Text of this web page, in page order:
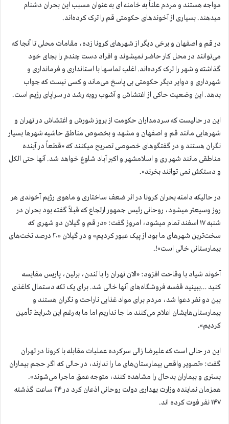
مواجه هستند و مردم علناً به خامنه ای به عنوان مسبب این بحران دشنام
میدهند. بسیاری از آخوندهای حکومتی قم را ترک کرده‌اند.
در قم و اصفهان و برخی دیگر از شهرهای کرونا زده، مقامات محلی تا آنجا که
می‌توانند در محل کار حاضر نمیشوند و افراد دست چندم را بجای خود
گذاشته و شهر را ترک کرده‌اند. اغلب تماسها با استانداری و فرمانداری و
شهرداری و دوایر دیگر حکومتی بی پاسخ می‌ماند و کسی نیست که جواب
بدهد. این وضعیت حاکی از اغتشاش و آشوب روبه رشد در سراپای رژیم است.
این در حالیست که سردمداران حکومت از بروز شورش و اغتشاش در تهران و
شهرهایی مانند قم و اصفهان و مشهد و بخصوص مناطق حاشیه شهرها بسیار
نگران هستند و در گفتگوهای خصوصی تصریح میکنند که «قطعاً در آینده
مناطقی مانند شهر ری و اسلامشهر و اکبر آباد شلوغ خواهد شد. آنها حتی الکل
و دستکش نمی توانند بخرند».
در حالیکه دامنه بحران کرونا در اثر ضعف ساختاری و ماهوی رژیم آخوندی هر
روز وسیعتر میشود، روحانی رئیس جمهور ارتجاع که قبلاً گفته بود بحران در
شنبه ۱۷ اسفند تمام میشود، امروز گفت: «در قم و گیلان دو شهری که
سخت‌ترین شهرهای ما بود از پیک عبور کردیم» و در گیلان «۲۰ درصد تخت‌های
بیمارستانی خالی است»!.
آخوند شیاد با وقاحت افزود: «الان تهران را با لندن، برلین، پاریس مقایسه
کنید …ببینید قفسه فروشگاه‌های آنها خالی شد. برای یک تکه دستمال کاغذی
بین دو نفر دعوا شد، مردم برای مواد غذایی ناراحت و نگران هستند و
بیمارستان‌هایشان اعلام می‌کنند ما جا نداریم اما ما به رغم این شرایط تأمین
کردیم».
این در حالی است که علیرضا زالی سرکرده عملیات مقابله با کرونا در تهران
گفت: «تصویر واقعی بیمارستان‌های ما را ندارند، در حالی که اگر حجم بیماران
بستری و بیماران بدحال را مشاهده کنند، متوجه عمق ماجرا می‌شوند».
همزمان نماینده وزارت بهداری دولت روحانی اذعان کرد در ۲۴ ساعت گذشته
۱۴۷ نفر فوت کرده اند.